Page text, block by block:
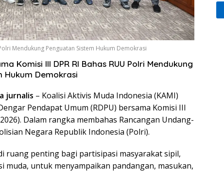
Mendukung Penguatan Sistem Hukum Demokrasi
Komisi III DPR RI Bahas RUU Polri Mendukung
Hukum Demokrasi
jurnalis – Koalisi Aktivis Muda Indonesia (KAMI)
Pendapat Umum (RDPU) bersama Komisi III
Dalam rangka membahas Rancangan Undang-
Negara Republik Indonesia (Polri).
ruang penting bagi partisipasi masyarakat sipil,
muda, untuk menyampaikan pandangan, masukan,